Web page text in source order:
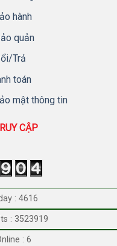
hành
quản
Trả
toán
mật thông tin
CẬP
: 4616
: 3523919
: 6